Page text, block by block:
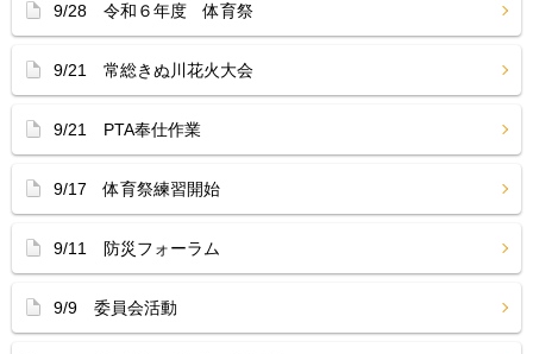
9/28 令和６年度 体育祭
9/21 常総きぬ川花火大会
9/21 PTA奉仕作業
9/17 体育祭練習開始
9/11 防災フォーラム
9/9 委員会活動